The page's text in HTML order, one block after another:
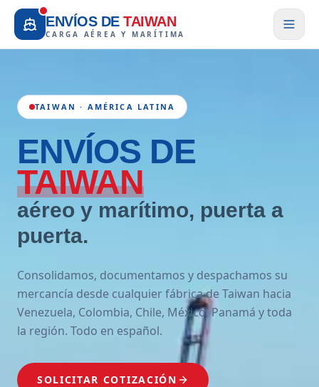
ENVÍOS DE TAIWAN
CARGA AÉREA Y MARÍTIMA
TAIWAN · AMÉRICA LATINA
ENVÍOS DE
TAIWAN
aéreo y marítimo, puerta a
puerta.
Consolidamos, documentamos y despachamos su
mercancía desde cualquier fábrica de Taiwan hacia
Venezuela, Colombia, Chile, México, Panamá y toda
la región. Todo en español.
SOLICITAR COTIZACIÓN